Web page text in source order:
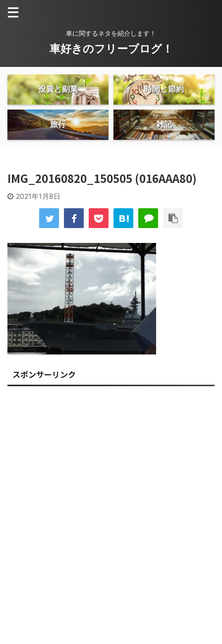
車に関するネタを紹介します！
車好きのフリーブログ！
投資と副業 時間と節約
旅行 雑記
IMG_20160820_150505 (016AAA80)
2021年1月8日
スポンサーリンク